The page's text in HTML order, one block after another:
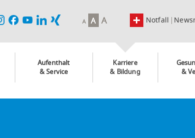
Notfall
A A A
Aufenthalt
& Service
Karriere
& Bildung
&